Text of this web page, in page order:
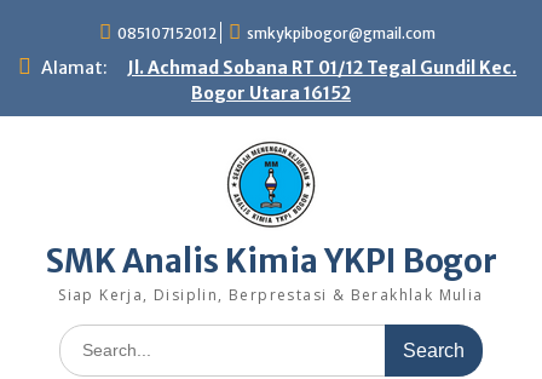
t
085107152012 smkykpibogor@gmail.com
Alamat:
Jl. Achmad Sobana RT 01/12 Tegal Gundil Kec.
Bogor Utara 16152
SMK Analis Kimia YKPI Bogor
Siap Kerja, Disiplin, Berprestasi & Berakhlak Mulia
S
e